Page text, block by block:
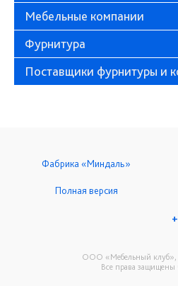
Мебельные компании
Фурнитура
Поставщики фурнитуры и
ООО «Мебельный
Все права
Фабрика «Миндаль»
Полная версия